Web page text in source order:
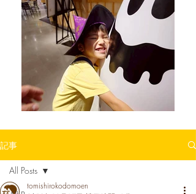
記事
All Posts
tomishirokodomoen